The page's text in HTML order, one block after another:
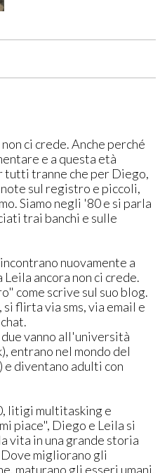
ci crede. Anche perché
e a questa età
tutti tranne che per Diego,
sul registro e piccoli,
Siamo negli '80 e si parla
trai banchi e sulle
nuovamente a
ancora non ci crede.
come scrive sul suo blog.
flirta via sms, via email e
due vanno all'università
entrano nel mondo del
diventano adulti con
litigi multitasking e
piace", Diego e Leila si
vita in una grande storia
migliorano gli
maturano gli esseri umani,